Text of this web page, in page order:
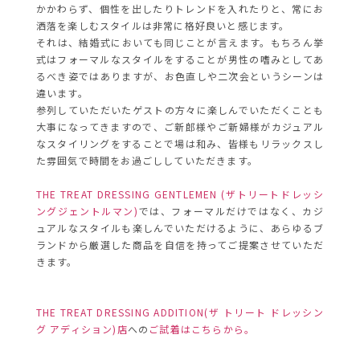
かかわらず、個性を出したりトレンドを入れたりと、常にお
洒落を楽しむスタイルは非常に格好良いと感じます。
それは、結婚式においても同じことが言えます。もちろん挙
式はフォーマルなスタイルをすることが男性の嗜みとしてあ
るべき姿ではありますが、お色直しや二次会というシーンは
違います。
参列していただいたゲストの方々に楽しんでいただくことも
大事になってきますので、ご新郎様やご新婦様がカジュアル
なスタイリングをすることで場は和み、皆様もリラックスし
た雰囲気で時間をお過ごししていただきます。
THE TREAT DRESSING GENTLEMEN (ザトリートドレッシ
ングジェントルマン)では、フォーマルだけではなく、カジ
ュアルなスタイルも楽しんでいただけるように、あらゆるブ
ランドから厳選した商品を自信を持ってご提案させていただ
きます。
THE TREAT DRESSING ADDITION(ザ トリート ドレッシン
グ アディション)店への ご試着はこちらから。